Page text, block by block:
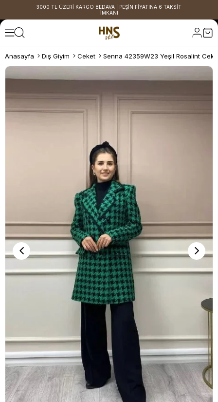
3000 TL ÜZERİ KARGO BEDAVA | PEŞİN FİYATINA 6 TAKSİT
İMKANI
Anasayfa Dış Giyim Ceket Senna 42359W23 Yeşil Rosalint